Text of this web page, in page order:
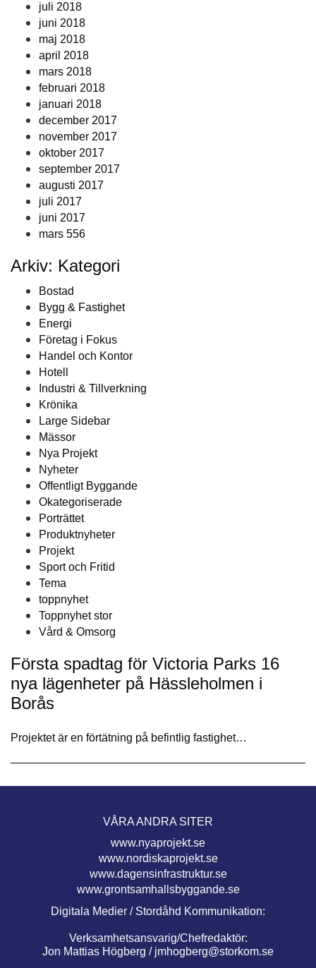
juli 2018
juni 2018
maj 2018
april 2018
mars 2018
februari 2018
januari 2018
december 2017
november 2017
oktober 2017
september 2017
augusti 2017
juli 2017
juni 2017
mars 556
Arkiv: Kategori
Bostad
Bygg & Fastighet
Energi
Företag i Fokus
Handel och Kontor
Hotell
Industri & Tillverkning
Krönika
Large Sidebar
Mässor
Nya Projekt
Nyheter
Offentligt Byggande
Okategoriserade
Porträttet
Produktnyheter
Projekt
Sport och Fritid
Tema
toppnyhet
Toppnyhet stor
Vård & Omsorg
Första spadtag för Victoria Parks 16
nya lägenheter på Hässleholmen i
Borås
Projektet är en förtätning på befintlig fastighet…
VÅRA ANDRA SITER
www.nyaprojekt.se
www.nordiskaprojekt.se
www.dagensinfrastruktur.se
www.grontsamhallsbyggande.se
Digitala Medier / Stordåhd Kommunikation:
Verksamhetsansvarig/Chefredaktör:
Jon Mattias Högberg / jmhogberg@storkom.se